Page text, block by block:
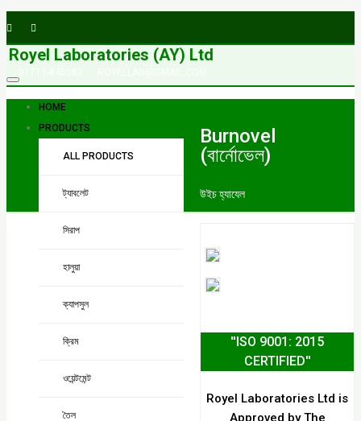
Royel Laboratories (AY) Ltd
HOME
PRODUCTS
ALL PRODUCTS
ট্যাবলেট
সিরাপ
হালুয়া
ক্যাপসুল
ক্রিম
ওয়েন্টমেন্ট
তৈল
Burnovel
(বার্নোভেল)
উইচ হ্যাযেল
''ISO 9001: 2015
CERTIFIED''
Royel Laboratories Ltd is
Approved by The